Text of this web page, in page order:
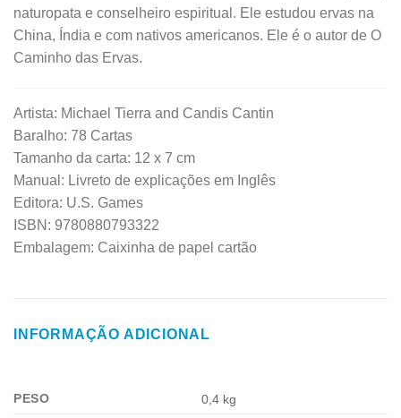
naturopata e conselheiro espiritual. Ele estudou ervas na
China, Índia e com nativos americanos. Ele é o autor de O
Caminho das Ervas.
Artista: Michael Tierra and Candis Cantin
Baralho: 78 Cartas
Tamanho da carta: 12 x 7 cm
Manual: Livreto de explicações em Inglês
Editora: U.S. Games
ISBN: 9780880793322
Embalagem: Caixinha de papel cartão
INFORMAÇÃO ADICIONAL
PESO 0,4 kg